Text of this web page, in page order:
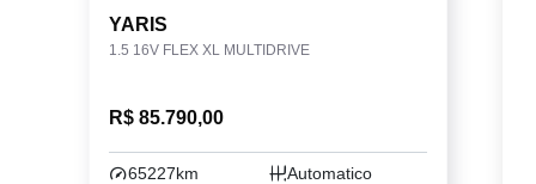
YARIS
1.5 16V FLEX XL MULTIDRIVE
R$ 85.790,00
65227km
Automatico